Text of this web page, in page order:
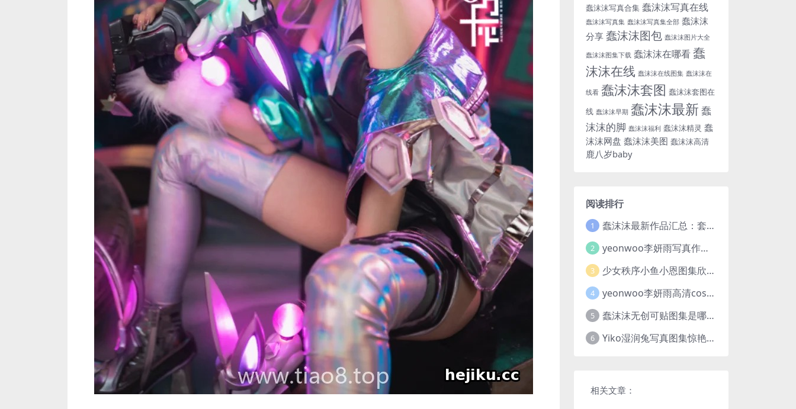
蠢沫沫写真合集 蠢沫沫写真在线
蠢沫沫写真集 蠢沫沫写真集全部 蠢沫沫
分享 蠢沫沫图包 蠢沫沫图片大全
蠢沫沫图集下载 蠢沫沫在哪看蠢
沫沫在线 蠢沫沫在线图集 蠢沫沫在
线看 蠢沫沫套图 蠢沫沫套图在
线 蠢沫沫早期 蠢沫沫最新 蠢
沫沫的脚 蠢沫沫福利 蠢沫沫精灵 蠢
沫沫网盘 蠢沫沫美图 蠢沫沫高清
鹿八岁baby
阅读排行
1 蠢沫沫最新作品汇总：套图及视频亮点满满，合集一次看够
2 yeonwoo李妍雨写真作品合集及胶卷素材分享，7套牛奶胶卷完整版高清图片
3 少女秩序小鱼小恩图集欣赏，一场穿越二次元与现实的视觉盛宴
4 yeonwoo李妍雨高清cosplay写真图集欣赏，这位女神太美了
5 蠢沫沫无创可贴图集是哪一期？创可贴战神蠢沫沫合集欣赏
6 Yiko湿润兔写真图集惊艳上线，cosplay网站必备作品推荐
相关文章：